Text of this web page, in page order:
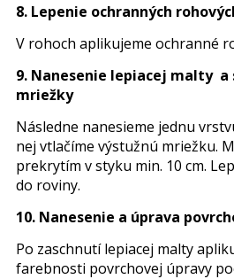
8. Lepenie ochranných
V rohoch aplikujeme ochranné
9. Nanesenie lepiacej malty
mriežky
Následne nanesieme jednu
nej vtlačíme výstužnú mriežku.
prekrytím v styku min. 10 cm.
do roviny.
10. Nanesenie a úprava
Po zaschnutí lepiacej malty
farebnosti povrchovej úpravy